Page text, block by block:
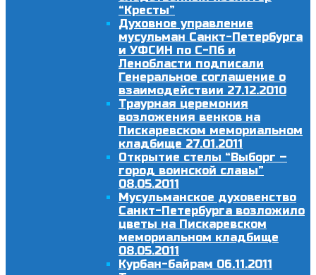
“Кресты”
Духовное управление
мусульман Санкт-Петербурга
и УФСИН по С-Пб и
Ленобласти подписали
Генеральное соглашение о
взаимодействии 27.12.2010
Траурная церемония
возложения венков на
Пискаревском мемориальном
кладбище 27.01.2011
Открытие стелы “Выборг –
город воинской славы”
08.05.2011
Мусульманское духовенство
Санкт-Петербурга возложило
цветы на Пискаревском
мемориальном кладбище
08.05.2011
Курбан-байрам 06.11.2011